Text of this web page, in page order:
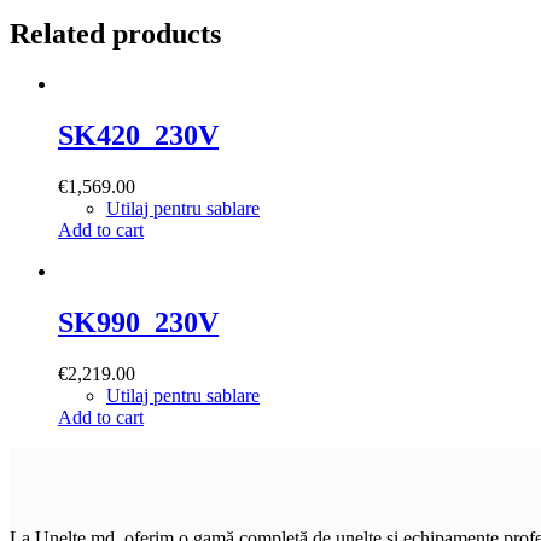
Related products
SK420_230V
€1,569.00
Utilaj pentru sablare
Add to cart
SK990_230V
€2,219.00
Utilaj pentru sablare
Add to cart